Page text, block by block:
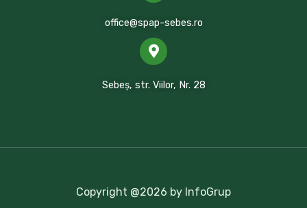
office@spap-sebes.ro
Sebeș, str. Viilor, Nr. 28
Copyright @2026 by InfoGrup